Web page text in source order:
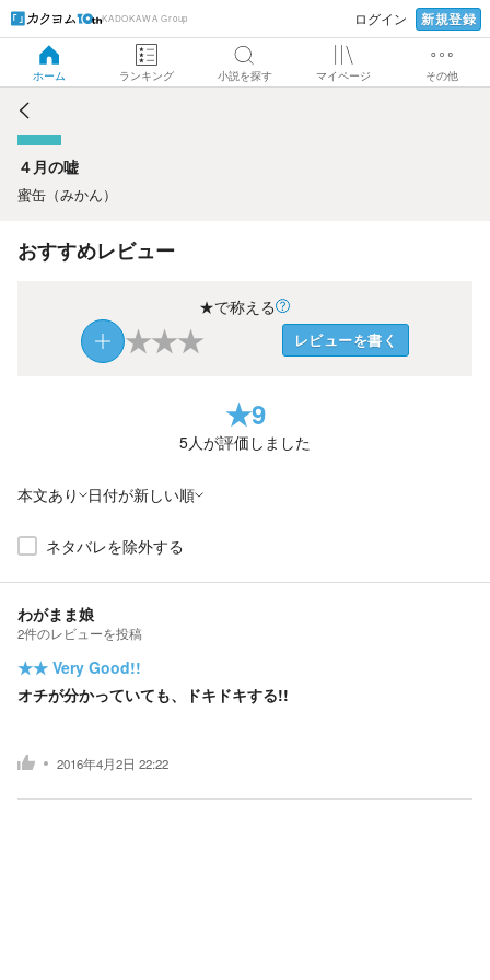
KADOKAWA Group ログイン 新規登録
ホーム ランキング 小説を探す マイページ その他
４月の嘘
４月の嘘
蜜缶（みかん）
おすすめレビュー
★で称える
★★★ レビューを書く
★9
5人が評価しました
本文あり 日付が新しい順
ネタバレを除外する
わがまま娘
2件のレビューを投稿
★★ Very Good!!
オチが分かっていても、ドキドキする!!
2016年4月2日 22:22